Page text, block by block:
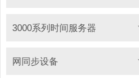
3000系列时间服务器
网同步设备